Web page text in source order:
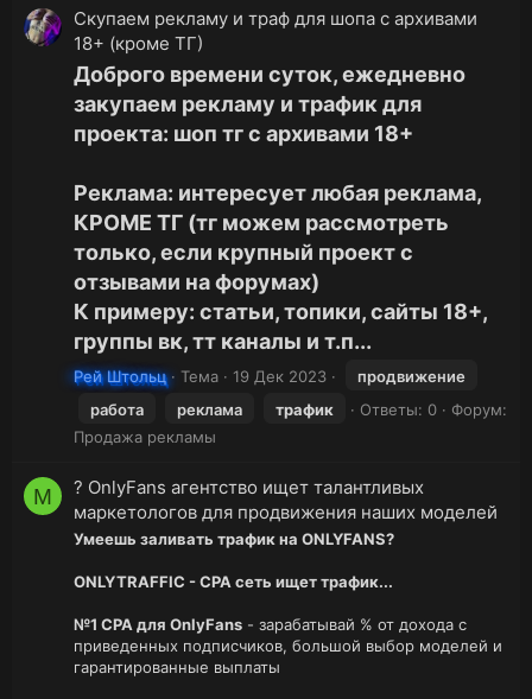
Скупаем рекламу и траф для шопа с архивами
18+ (кроме ТГ)
Доброго времени суток, ежедневно
закупаем рекламу и трафик для
проекта: шоп тг с архивами 18+
Реклама: интересует любая реклама,
КРОМЕ ТГ (тг можем рассмотреть
только, если крупный проект с
отзывами на форумах)
К примеру: статьи, топики, сайты 18+,
группы вк, тт каналы и т.п...
Рей Штольц Тема 19 Дек 2023
продвижение
работа
реклама трафик Ответы: 0
Форум:
Продажа рекламы
M
? OnlyFans агентство ищет талантливых
маркетологов для продвижения наших моделей
Умеешь заливать трафик на ONLYFANS?
ONLYTRAFFIC - CPA сеть ищет трафик...
№1 CPA для OnlyFans - зарабатывай % от дохода с
приведенных подписчиков, большой выбор моделей и
гарантированные выплаты